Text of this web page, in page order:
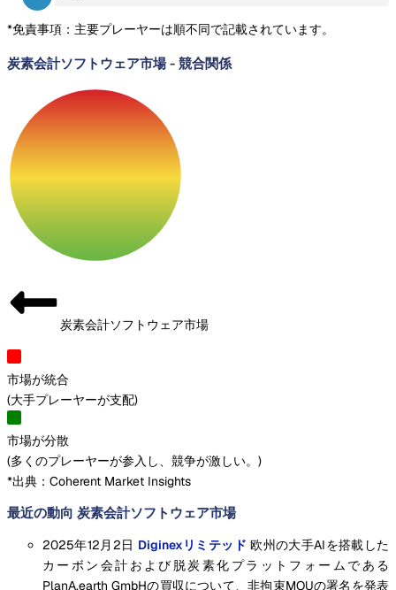
*免責事項：主要プレーヤーは順不同で記載されています。
炭素会計ソフトウェア市場- 競合関係
炭素会計ソフトウェア市場
市場が統合
(大手プレーヤーが支配)
市場が分散
(多くのプレーヤーが参入し、競争が激しい。 )
*出典：Coherent Market Insights
最近の動向 炭素会計ソフトウェア市場
2025年12月2日 Diginexリミテッド 欧州の大手AIを搭載した
カーボン会計および脱炭素化プラットフォームである
PlanA.earth GmbHの買収について、非拘束MOUの署名を発表